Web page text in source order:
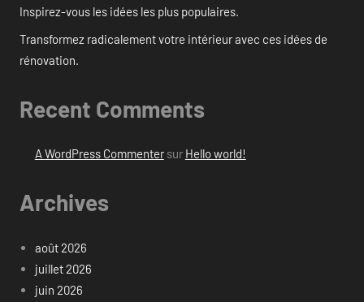
Inspirez-vous les idées les plus populaires.
Transformez radicalement votre intérieur avec ces idées de
rénovation.
Recent Comments
A WordPress Commentersur Hello world!
Archives
août 2026
juillet 2026
juin 2026